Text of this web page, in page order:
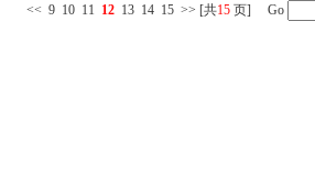
<< 9 10 11 12 13 14 15 >> [共15 页] Go